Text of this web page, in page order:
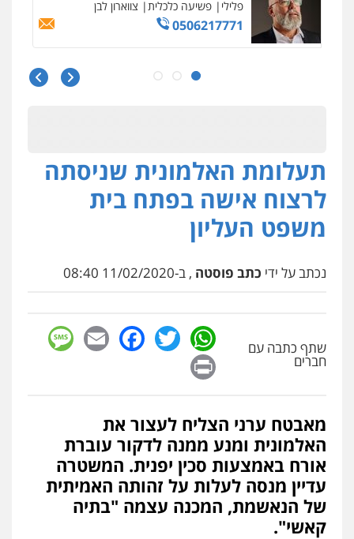
פלילי משפחה
503456449
עו"ד איהאב ג'לג'ולי
עורכי דין לענייני
אייל בן שושן, עורך דין פלילי
פלילי מעצרים וחקירות פשיעה חמורה
נוער רישום פלילי
0522763105
פלילי צבאי מעצרים וחקירות
עו"ד אלון קריטי
כלכלי
0525544654
עו"ד דפנה לביא
משפחה גישור
0507206063
תעלומת האלמונית שניסתה
לרצוח אישה בפתח בית
משפט העליון
נכתב על ידי כתב פוסטה , ב-11/02/2020 08:40
שתף כתבה עם
חברים
WhatsApp
Twitter
Facebook
Email
מאבטח ערני הצליח לעצור את
האלמונית ומנע ממנה לדקור עוברת
אורח באמצעות סכין יפנית. המשטרה
עדיין מנסה לעלות על זהותה האמיתית
של הנאשמת, המכנה עצמה "בתיה
קאשי".